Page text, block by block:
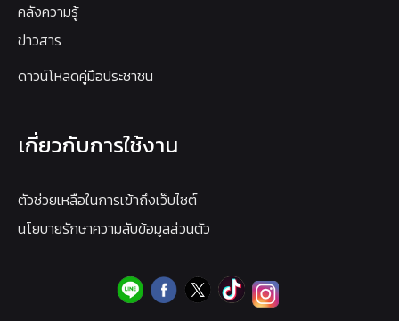
คลังความรู้
ข่าวสาร
ดาวน์โหลดคู่มือประชาชน
เกี่ยวกับการใช้งาน
ตัวช่วยเหลือในการเข้าถึงเว็บไซต์
นโยบายรักษาความลับข้อมูลส่วนตัว